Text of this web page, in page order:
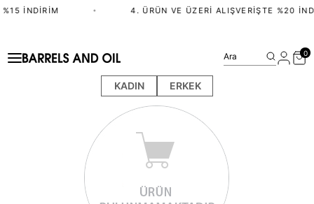
İNDIRIM • 4. ÜRÜN VE ÜZERI ALIŞVERIŞTE %20
KADIN ERKEK
Ara 0